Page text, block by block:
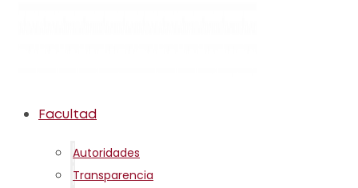
Facultad
Autoridades
Transparencia